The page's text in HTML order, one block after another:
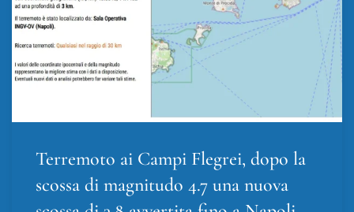
Terremoto ai Campi Flegrei, dopo la
scossa di magnitudo 4.7 una nuova